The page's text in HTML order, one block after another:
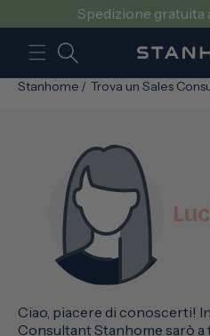
DIRETTAMENTESpedizione gratuita
Stanhome / Trova un Sales
Ciao, piacere di conoscerti!
Consultant Stanhome sarò